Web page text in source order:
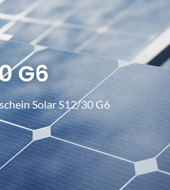
G6
Solar S12/30 G6